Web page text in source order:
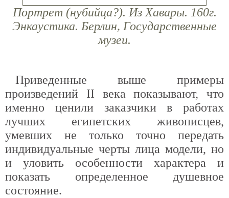
Портрет (нубийца?). Из Хавары. 160г.
Энкаустика. Берлин, Государственные
музеи.
Приведенные выше примеры
произведений II века показывают, что
именно ценили заказчики в работах
лучших египетских живописцев,
умевших не только точно передать
индивидуальные черты лица модели, но
и уловить особенности характера и
показать определенное душевное
состояние.